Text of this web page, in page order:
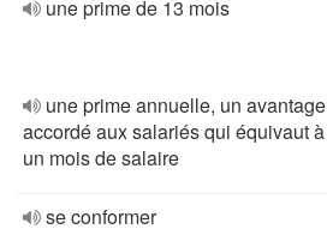
une prime de 13 mois
une prime annuelle, un avantage
accordé aux salariés qui équivaut à
un mois de salaire
se conformer